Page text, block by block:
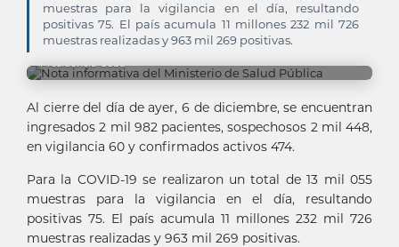
muestras para la vigilancia en el día, resultando
positivas 75. El país acumula 11 millones 232 mil 726
muestras realizadas y 963 mil 269 positivas.
Presidencia Cuba
Al cierre del día de ayer, 6 de diciembre, se encuentran
ingresados 2 mil 982 pacientes, sospechosos 2 mil 448,
en vigilancia 60 y confirmados activos 474.
Para la COVID-19 se realizaron un total de 13 mil 055
muestras para la vigilancia en el día, resultando
positivas 75. El país acumula 11 millones 232 mil 726
muestras realizadas y 963 mil 269 positivas.